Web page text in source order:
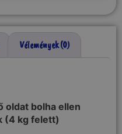
Vélemények (0)
oldat bolha ellen
(4 kg felett)